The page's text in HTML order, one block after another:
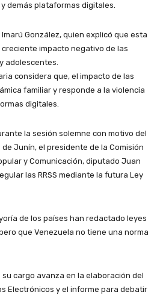
y demás plataformas digitales.
González, quien explicó que esta
impacto negativo de las
adolescentes.
considera que, el impacto de las
familiar y responde a la violencia
digitales.
la sesión solemne con motivo del
Junín, el presidente de la Comisión
y Comunicación, diputado Juan
las RRSS mediante la futura Ley
de los países han redactado leyes
que Venezuela no tiene una norma
cargo avanza en la elaboración del
Electrónicos y el informe para debatir